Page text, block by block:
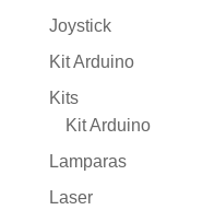
Joystick
Kit Arduino
Kits
Kit Arduino
Lamparas
Laser